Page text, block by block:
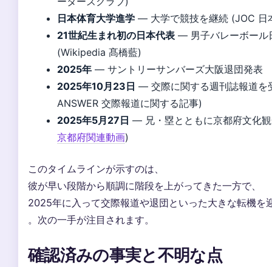
日本体育大学進学 — 大学で競技を継続 (JOC 日
21世紀生まれ初の日本代表 — 男子バレーボール
(Wikipedia 髙橋藍)
2025年 — サントリーサンバーズ大阪退団発表
2025年10月23日 — 交際に関する週刊誌報道を
ANSWER 交際報道に関する記事)
2025年5月27日 — 兄・塁とともに京都府文化
京都府関連動画)
このタイムラインが示すのは、
彼が早い段階から順調に階段を上がってきた一方で、
2025年に入って交際報道や退団といった大きな転機を
。次の一手が注目されます。
確認済みの事実と不明な点